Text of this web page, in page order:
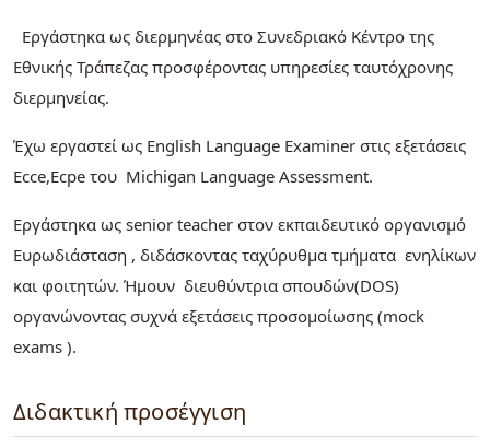
Εργάστηκα ως διερμηνέας στο Συνεδριακό Κέντρο της
Εθνικής Τράπεζας προσφέροντας υπηρεσίες ταυτόχρονης
διερμηνείας.
Έχω εργαστεί ως English Language Examiner στις εξετάσεις
Ecce,Ecpe του Michigan Language Assessment.
Εργάστηκα ως senior teacher στον εκπαιδευτικό οργανισμό
Ευρωδιάσταση , διδάσκοντας ταχύρυθμα τμήματα ενηλίκων
και φοιτητών. Ήμουν διευθύντρια σπουδών(DOS)
οργανώνοντας συχνά εξετάσεις προσομοίωσης (mock
exams ).
Διδακτική προσέγγιση